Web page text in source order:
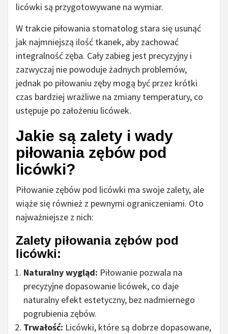
licówki są przygotowywane na wymiar.
W trakcie piłowania stomatolog stara się usunąć
jak najmniejszą ilość tkanek, aby zachować
integralność zęba. Cały zabieg jest precyzyjny i
zazwyczaj nie powoduje żadnych problemów,
jednak po piłowaniu zęby mogą być przez krótki
czas bardziej wrażliwe na zmiany temperatury, co
ustępuje po założeniu licówek.
Jakie są zalety i wady
piłowania zębów pod
licówki?
Piłowanie zębów pod licówki ma swoje zalety, ale
wiąże się również z pewnymi ograniczeniami. Oto
najważniejsze z nich:
Zalety piłowania zębów pod
licówki:
Naturalny wygląd: Piłowanie pozwala na
precyzyjne dopasowanie licówek, co daje
naturalny efekt estetyczny, bez nadmiernego
pogrubienia zębów.
Trwałość: Licówki, które są dobrze dopasowane,